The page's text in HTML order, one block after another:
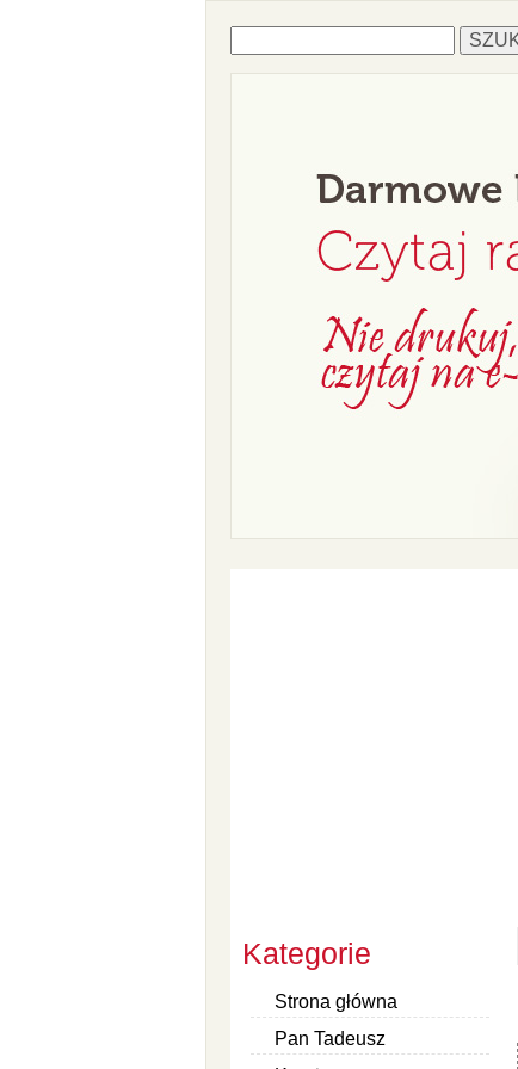
Kategorie
Strona główna
Pan Tadeusz